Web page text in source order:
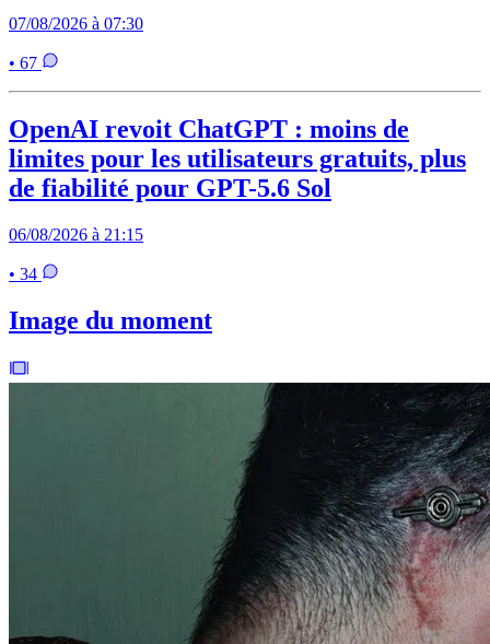
07/08/2026 à 07:30
• 67
OpenAI revoit ChatGPT : moins de
limites pour les utilisateurs gratuits, plus
de fiabilité pour GPT-5.6 Sol
06/08/2026 à 21:15
• 34
Image du moment